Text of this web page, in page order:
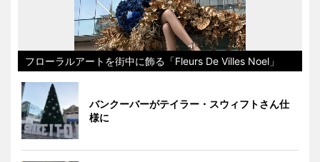
フローラルアートを街中に飾る「Fleurs De Villes Noel」
バンクーバーがテイラー・スウィフトさん仕
様に